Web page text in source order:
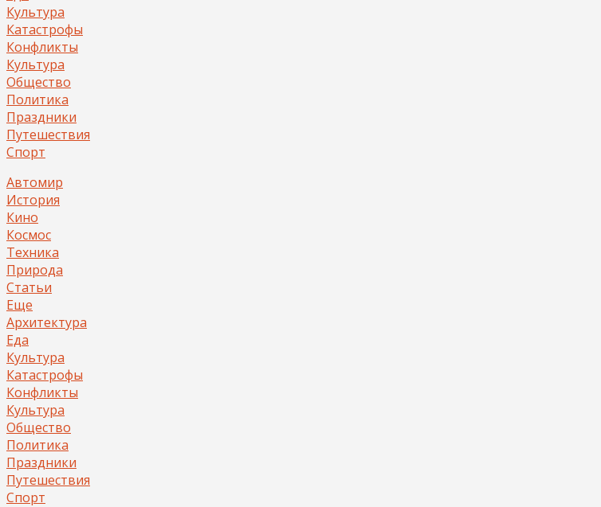
Культура
Катастрофы
Конфликты
Культура
Общество
Политика
Праздники
Путешествия
Спорт
Автомир
История
Кино
Космос
Техника
Природа
Статьи
Еще
Архитектура
Еда
Культура
Катастрофы
Конфликты
Культура
Общество
Политика
Праздники
Путешествия
Спорт